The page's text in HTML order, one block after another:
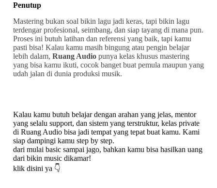
Penutup
Mastering bukan soal bikin lagu jadi keras, tapi bikin lagu
terdengar profesional, seimbang, dan siap tayang di mana pun.
Proses ini butuh latihan dan referensi yang baik, tapi kamu
pasti bisa! Kalau kamu masih bingung atau pengin belajar
lebih dalam, Ruang Audiopunya kelas khusus mastering
yang bisa kamu ikuti, cocok banget buat pemula maupun yang
udah jalan di dunia produksi musik.
Kalau kamu butuh belajar dengan arahan yang jelas, mentor
yang selalu support, dan sistem yang terstruktur, kelas private
di Ruang Audio bisa jadi tempat yang tepat buat kamu. Kami
siap dampingi kamu step by step.
dari mulai basic sampai jago, bahkan kamu bisa hasilkan uang
dari bikin music dikamar!
klik disini ya 👇